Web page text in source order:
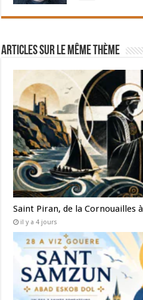
Articles sur le même thème
Saint Piran, de la Cornouailles
il y a 4 jours